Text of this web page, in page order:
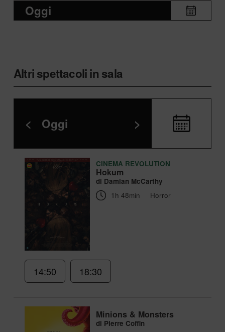
Oggi
Altri spettacoli in sala
< Oggi >
CINEMA REVOLUTION
Hokum
di Damian McCarthy
1h 48min
Horror
14:50 18:30
Minions & Monsters
di Pierre Coffin